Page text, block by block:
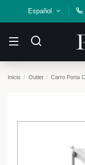
Español
Inicio Outlet Carro Porta